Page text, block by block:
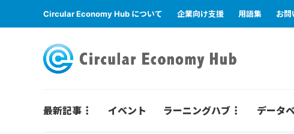
Circular Economy Hub について 企業向け支援 用語集 お問
最新記事 イベント ラーニングハブ データ